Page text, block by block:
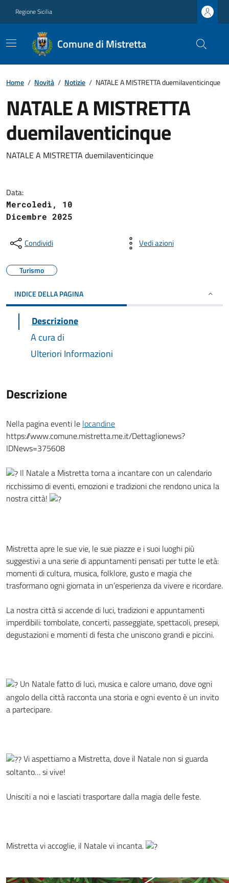
Regione Sicilia
Comune di Mistretta
Home / Novità / Notizie / NATALE A MISTRETTA duemilaventicinque
NATALE A MISTRETTA
duemilaventicinque
NATALE A MISTRETTA duemilaventicinque
Data:
Mercoledì, 10
Dicembre 2025
Condividi Vedi azioni
Turismo
INDICE DELLA PAGINA
Descrizione
A cura di
Ulteriori Informazioni
Descrizione
Nella pagina eventi le locandine
https://www.comune.mistretta.me.it/Dettaglionews?
IDNews=375608
Il Natale a Mistretta torna a incantare con un calendario
ricchissimo di eventi, emozioni e tradizioni che rendono unica la
nostra città!
Mistretta apre le sue vie, le sue piazze e i suoi luoghi più
suggestivi a una serie di appuntamenti pensati per tutte le età:
momenti di cultura, musica, folklore, gusto e magia che
trasformano ogni giornata in un’esperienza da vivere e ricordare.
La nostra città si accende di luci, tradizioni e appuntamenti
imperdibili: tombolate, concerti, passeggiate, spettacoli, presepi,
degustazioni e momenti di festa che uniscono grandi e piccini.
Un Natale fatto di luci, musica e calore umano, dove ogni
angolo della città racconta una storia e ogni evento è un invito
a partecipare.
Vi aspettiamo a Mistretta, dove il Natale non si guarda
soltanto… si vive!
Unisciti a noi e lasciati trasportare dalla magia delle feste.
Mistretta vi accoglie, il Natale vi incanta.